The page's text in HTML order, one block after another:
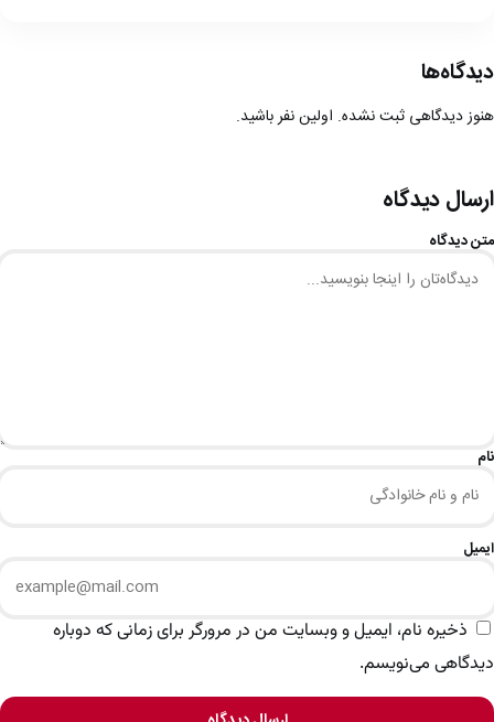
دیدگاه‌ها
هنوز دیدگاهی ثبت نشده. اولین نفر باشید.
ارسال دیدگاه
متن دیدگاه
نام
ایمیل
ذخیره نام، ایمیل و وبسایت من در مرورگر برای زمانی که دوباره
دیدگاهی می‌نویسم.